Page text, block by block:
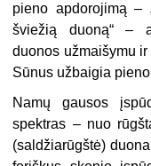
pieno apdorojimą –
šviežią duoną“ –
duonos užmaišymu
Sūnus užbaigia
Namų gausos
spektras – nuo
(saldžiarūgštė)